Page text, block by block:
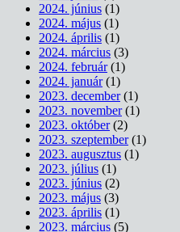
2024. június (1)
2024. május (1)
2024. április (1)
2024. március (3)
2024. február(1)
2024. január(1)
2023. december(1)
2023. november(1)
2023. október(2)
2023. szeptember(1)
2023. augusztus (1)
2023. július (1)
2023. június (2)
2023. május (3)
2023. április (1)
2023. március (5)